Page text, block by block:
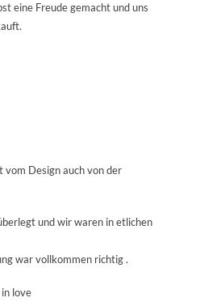
eine Freude gemacht und uns
vom Design auch von der
und wir waren in etlichen
war vollkommen richtig .
love